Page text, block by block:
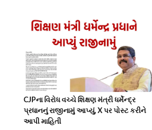
CJPના વિરોધ વચ્ચે શિક્ષણ મંત્રી ધર્મેન્દ્ર
પ્રધાનનું રાજીનામું આપ્યું, X પર પોસ્ટ કરીને
આપી માહિતી